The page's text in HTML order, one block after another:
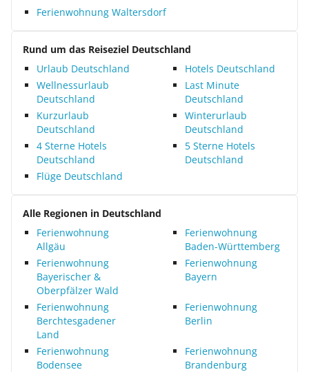
Ferienwohnung Waltersdorf
Rund um das Reiseziel Deutschland
Urlaub Deutschland
Hotels Deutschland
Wellnessurlaub
Deutschland
Last Minute
Deutschland
Kurzurlaub
Deutschland
Winterurlaub
Deutschland
4 Sterne Hotels
Deutschland
5 Sterne Hotels
Deutschland
Flüge Deutschland
Alle Regionen in Deutschland
Ferienwohnung
Allgäu
Ferienwohnung
Baden-Württemberg
Ferienwohnung
Bayerischer &
Oberpfälzer Wald
Ferienwohnung
Bayern
Ferienwohnung
Berchtesgadener
Land
Ferienwohnung
Berlin
Ferienwohnung
Bodensee
Ferienwohnung
Brandenburg